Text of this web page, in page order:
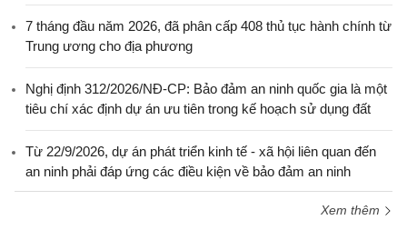
7 tháng đầu năm 2026, đã phân cấp 408 thủ tục hành chính từ
Trung ương cho địa phương
Nghị định 312/2026/NĐ-CP: Bảo đảm an ninh quốc gia là một
tiêu chí xác định dự án ưu tiên trong kế hoạch sử dụng đất
Từ 22/9/2026, dự án phát triển kinh tế - xã hội liên quan đến
an ninh phải đáp ứng các điều kiện về bảo đảm an ninh
Xem thêm